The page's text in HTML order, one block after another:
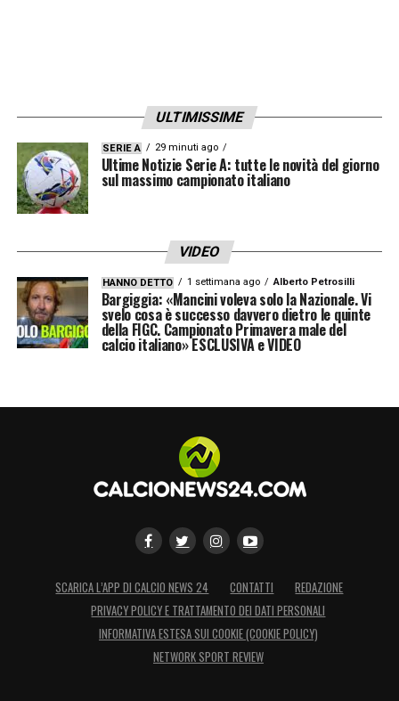
ULTIMISSIME
SERIE A 29 minuti ago
Ultime Notizie Serie A: tutte le novità del giorno
sul massimo campionato italiano
VIDEO
HANNO DETTO 1 settimana ago Alberto Petrosilli
Bargiggia: «Mancini voleva solo la Nazionale. Vi
svelo cosa è successo davvero dietro le quinte
della FIGC. Campionato Primavera male del
calcio italiano» ESCLUSIVA e VIDEO
SCARICA L’APP DI CALCIO NEWS 24 CONTATTI
REDAZIONE
PRIVACY POLICY E TRATTAMENTO DEI DATI PERSONALI
INFORMATIVA ESTESA SUI COOKIE (COOKIE POLICY)
NETWORK SPORT REVIEW